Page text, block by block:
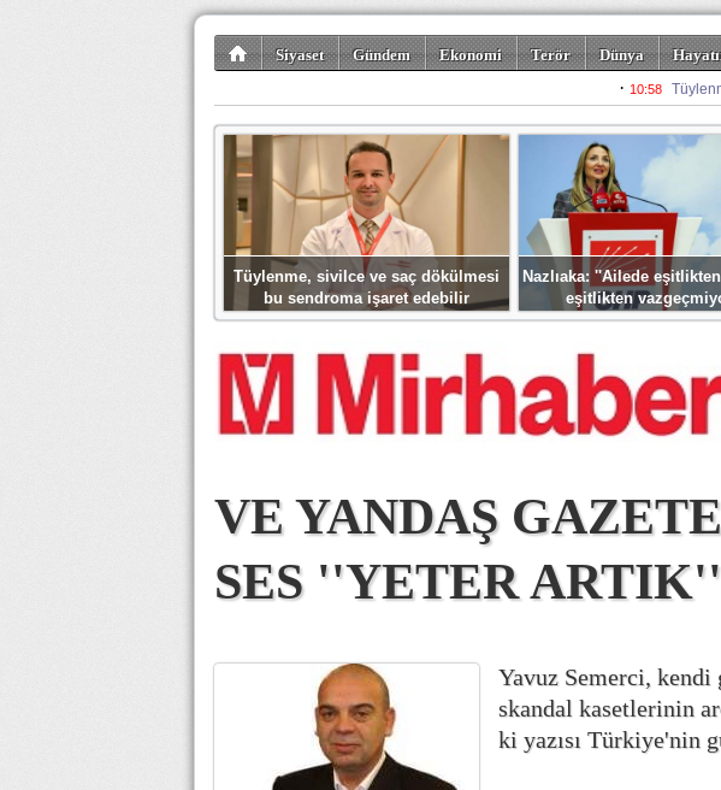
Siyaset Gündem Ekonomi Terör Dünya
Spor Misafir
Tüylenme, sivilce ve saç dökülmesi
bu sendroma işaret edebilir
Nazlıaka: ''Ailede
eşitlikten
VE YANDAŞ
SES ''YETER
Yavuz Semerci,
skandal kasetlerinin
ki yazısı Türkiye'nin